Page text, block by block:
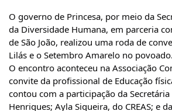
O governo de Princesa, por meio da
da Diversidade Humana, em parceria
de São João, realizou uma roda de
Lilás e o Setembro Amarelo no povoado.
O encontro aconteceu na Associação
convite da profissional de Educação
contou com a participação da
Henriques; Ayla Siqueira, do CREAS; e